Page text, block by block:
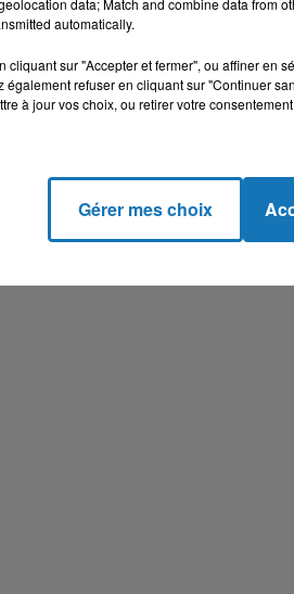
data; Match and combine data from
automatically.
cliquant sur "Accepter et fermer", ou affiner en
également refuser en cliquant sur "Continuer
à jour vos choix, ou retirer votre
Gérer mes choix